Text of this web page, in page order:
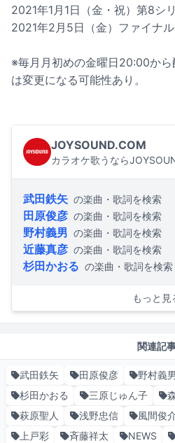
2021年1月1日（金・祝）第8シ
2021年2月5日（金）ファイナ
※毎月月初めの金曜日20:00か
は変更になる可能性あり。
JOYSOUND.COM
カラオケ歌うなら
武田鉄矢 の楽曲・歌詞を検索
田原俊彦 の楽曲・歌詞を検索
野村義男 の楽曲・歌詞を検索
近藤真彦 の楽曲・歌詞を検索
杉田かおる の楽曲・歌詞を検索
もっと見
関連記
武田鉄矢 田原俊彦 野村義男
杉田かおる
三原じゅん子
萩原聖人
浅野忠信 風間俊
上戸彩
斉藤祥太 NEWS